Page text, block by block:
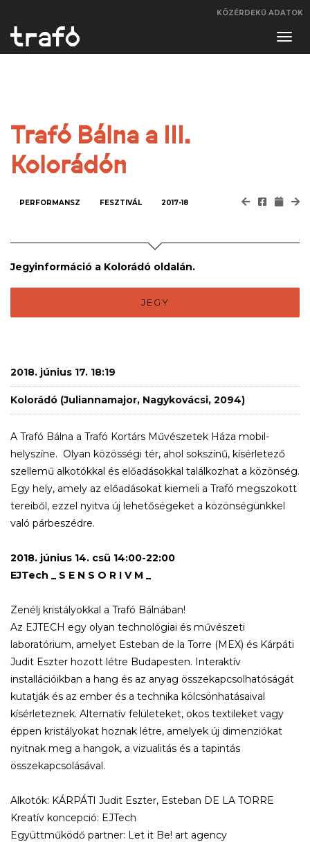
KÖZÉRDEKŰ ADATOK
Trafó Bálna a III.
Kolorádón
PERFORMANSZ FESZTIVÁL 2017-18
Jegyinformáció a Kolorádó oldalán.
JEGY
2018. június 17. 18:19
Kolorádó (Juliannamajor, Nagykovácsi, 2094)
A Trafó Bálna a Trafó Kortárs Művészetek Háza mobil-
helyszíne. Olyan közösségi tér, ahol sokszínű, kísérletező
szellemű alkotókkal és előadásokkal találkozhat a közönség.
Egy hely, amely az előadásokat kiemeli a Trafó megszokott
tereiből, ezzel nyitva új lehetőségeket a közönségünkkel
való párbeszédre.
2018. június 14. csü 14:00-22:00
EJTech _ S E N S O R I V M _
Zenélj kristályokkal a Trafó Bálnában!
Az EJTECH egy olyan technológiai és művészeti
laboratórium, amelyet Esteban de la Torre (MEX) és Kárpáti
Judit Eszter hozott létre Budapesten. Interaktív
installációikban a hang és az anyag összekapcsolhatóságát
kutatják és az ember és a technika kölcsönhatásaival
kísérleteznek. Alternatív felületeket, okos textileket vagy
éppen kristályokat hoznak létre, amelyek új dimenziókat
nyitnak meg a hangok, a vizualitás és a tapintás
összekapcsolásával.
Alkotók: KÁRPÁTI Judit Eszter, Esteban DE LA TORRE
Kreatív koncepció: EJTech
Együttműködő partner: Let it Be! art agency